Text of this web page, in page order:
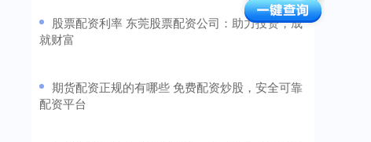
​股票配资利率 东莞股票配资公司：助力投资，成
就财富
​期货配资正规的有哪些 免费配资炒股，安全可靠
配资平台